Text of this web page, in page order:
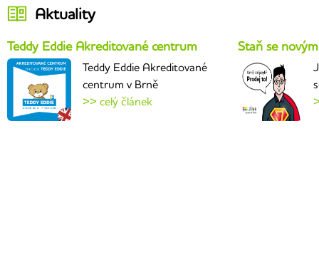
Aktuality
Teddy Eddie Akreditované centrum
Teddy Eddie Akreditované
centrum v Brně
>> celý článek
Staň se